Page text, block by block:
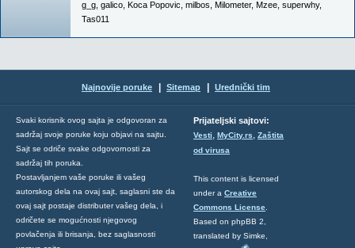
g_g galico Koca Popovic milbos Milometer, Mzee superwhy,
Tas011
Najnovije poruke Sitemap Urednički tim
Svaki korisnik ovog sajta je odgovoran za
sadržaj svoje poruke koju objavi na sajtu.
Sajt se odriče svake odgovornosti za
sadržaj tih poruka.
Postavljanjem vaše poruke ili vašeg
autorskog dela na ovaj sajt, saglasni ste da
ovaj sajt postaje distributer vašeg dela, i
odričete se mogućnosti njegovog
povlačenja ili brisanja, bez saglasnosti
Prijateljski sajtovi:
Vesti, MyCity.rs, Zaštita
od virusa
This content is licensed
under a Creative
Commons License
Based on phpBB 2,
translated by Simke,